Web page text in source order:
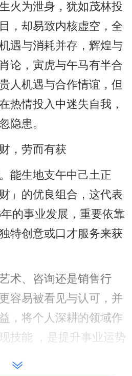
火为泄身，犹如茂林投
，却易致内核虚空，全
遇与消耗并存，辉煌与
论，寅虎与午马有半合
人机遇与合作情谊，但
热情投入中迷失自我，
隐患。
，劳而有获
能生地支午中己土正
」的优良组合，这代表
的事业发展，重要依靠
特创意或口才服务来获
术、咨询还是销售行
容易被看见与认可，并
，将个人深耕的领域作
技能 ，是提升事业运势